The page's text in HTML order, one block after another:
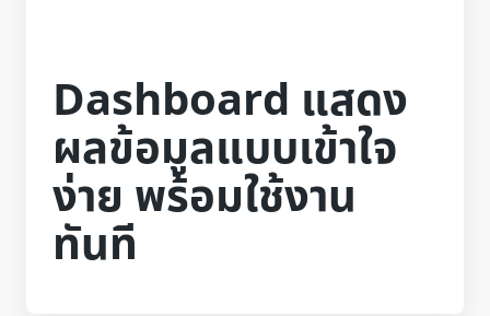
Dashboard แสดง
ผลข้อมูลแบบเข้าใจ
ง่าย พร้อมใช้งาน
ทันที